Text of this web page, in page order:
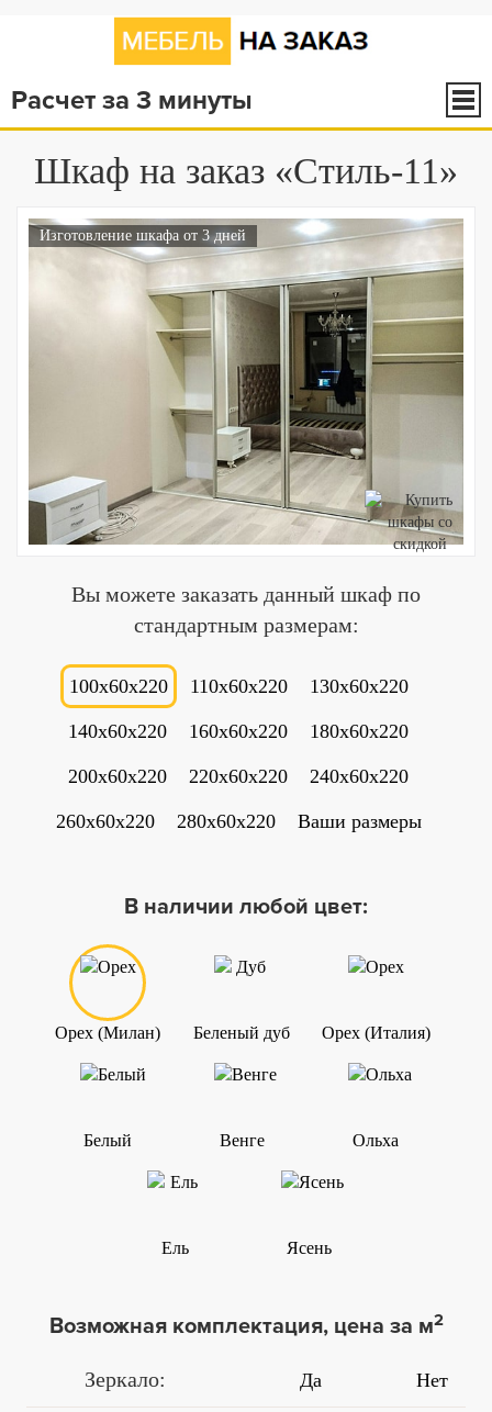
Расчет за 3 минуты
Шкаф на заказ «Стиль-11»
Изготовление шкафа от 3 дней
Вы можете заказать данный шкаф по
стандартным размерам:
100x60x220 110x60x220 130x60x220
140x60x220 160x60x220 180x60x220
200x60x220 220x60x220 240x60x220
260x60x220 280x60x220 Ваши размеры
В наличии любой цвет:
Орех (Милан) Беленый дуб Орех (Италия)
Белый Венге Ольха
Ель Ясень
Возможная комплектация, цена за м2
Зеркало: Да Нет